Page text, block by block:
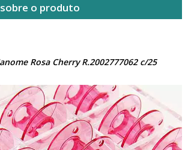
o produto
Rosa Cherry R.2002777062 c/25